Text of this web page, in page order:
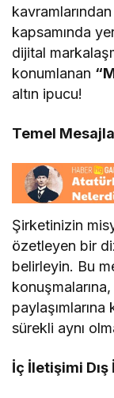
kapsamında
dijital
konumlanan
altın ipucu!
Temel
Şirketinizin
özetleyen bir
belirleyin. Bu
sürekli aynı
İç İletişimi